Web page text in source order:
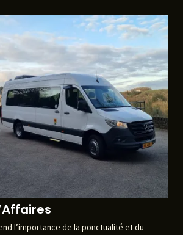
l’importance de la ponctualité et du